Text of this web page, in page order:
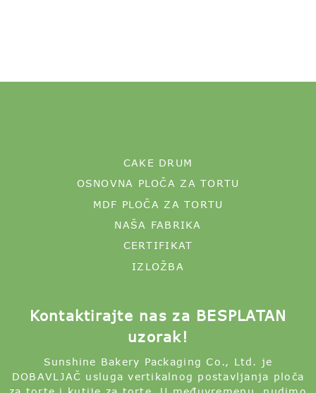
CAKE DRUM
OSNOVNA PLOČA ZA TORTU
MDF PLOČA ZA TORTU
NAŠA FABRIKA
CERTIFIKAT
IZLOŽBA
Kontaktirajte nas za BESPLATAN
uzorak!
Sunshine Bakery Packaging Co., Ltd. je
DOBAVLJAČ usluga vertikalnog postavljanja ploča